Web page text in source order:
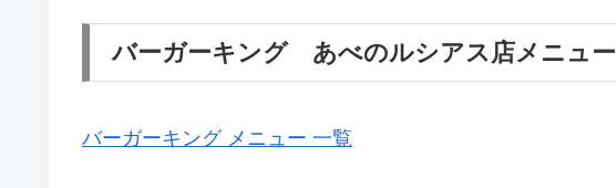
バーガーキング あべのルシアス店メニュー
バーガーキング メニュー 一覧